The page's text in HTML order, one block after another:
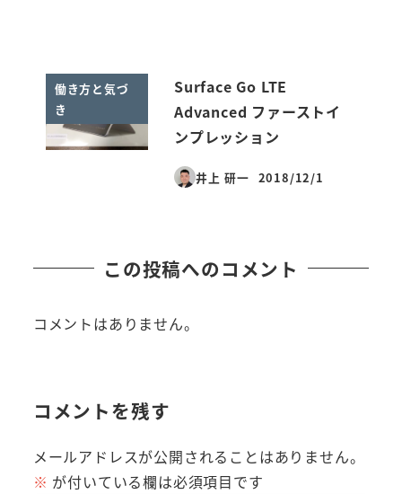
働き方と気づ
き
Surface Go LTE
Advanced ファーストイ
ンプレッション
井上 研一
投稿日
2018/12/1
この投稿へのコメント
コメントはありません。
コメントを残す
メールアドレスが公開されることはありません。
※ が付いている欄は必須項目です